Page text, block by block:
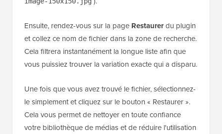
Ensuite, rendez-vous sur la page Restaurerdu plugin
et collez ce nom de fichier dans la zone de recherche.
Cela filtrera instantanément la longue liste afin que
vous puissiez trouver la variation exacte qui a disparu.
Une fois que vous avez trouvé le fichier, sélectionnez-
le simplement et cliquez sur le bouton « Restaurer ».
Cela vous permet de nettoyer en toute confiance
votre bibliothèque de médias et de réduire l'utilisation